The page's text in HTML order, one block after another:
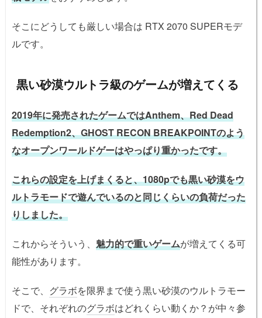
そこにどうしても厳しい場合は RTX 2070 SUPERモデ
ルです。
黒い砂漠ウルトラ級のゲームが増えてくる
2019年に発売されたゲームではAnthem、Red Dead
Redemption2、GHOST RECON BREAKPOINTのよう
なオープンワールドゲーはやっぱり重かったです。
これらの設定を上げまくると、1080pでも黒い砂漠をウ
ルトラモードで遊んでいるのと同じくらいの負荷だった
りしました。
これからそういう、 魅力的で重いゲームが増えてくる可
能性があります。
そこで、 グラボを限界まで使う黒い砂漠のウルトラモー
ドで、それぞれのグラボはどれくらい動くか？が中々参